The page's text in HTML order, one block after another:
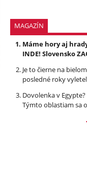
MAGAZÍN
Máme hory aj
INDE! Slovensko
Je to čierne na
posledné roky
Dovolenka v
Týmto oblastiam sa